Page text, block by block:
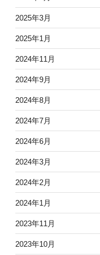
2025年3月
2025年1月
2024年11月
2024年9月
2024年8月
2024年7月
2024年6月
2024年3月
2024年2月
2024年1月
2023年11月
2023年10月